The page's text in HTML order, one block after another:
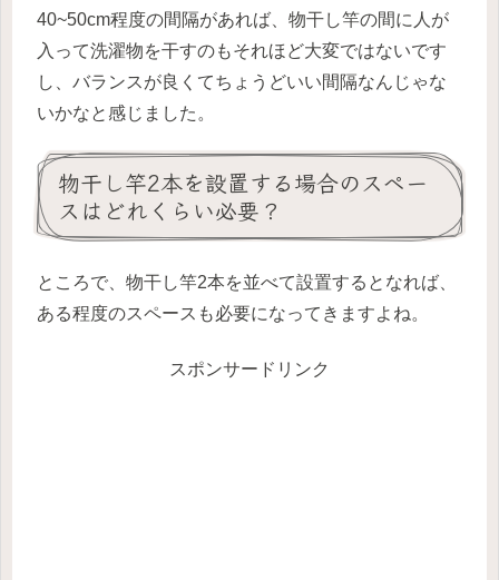
40~50cm程度の間隔があれば、物干し竿の間に人が
入って洗濯物を干すのもそれほど大変ではないです
し、バランスが良くてちょうどいい間隔なんじゃな
いかなと感じました。
物干し竿2本を設置する場合のスペー
スはどれくらい必要？
ところで、物干し竿2本を並べて設置するとなれば、
ある程度のスペースも必要になってきますよね。
スポンサードリンク